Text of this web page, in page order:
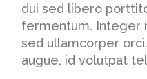
dui sed libero
fermentum. Integer
sed ullamcorper
augue, id volutpat